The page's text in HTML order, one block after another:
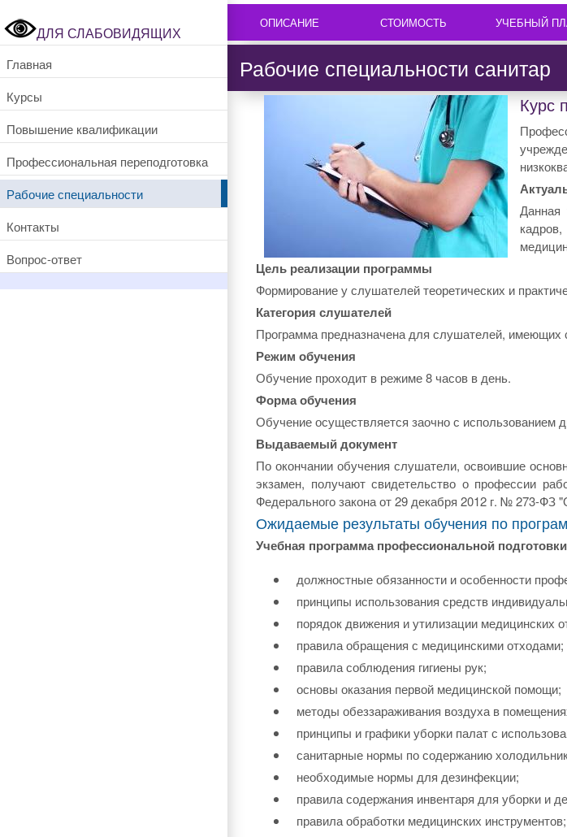
ДЛЯ СЛАБОВИДЯЩИХ
Главная
Курсы
Повышение квалификации
Профессиональная переподготовка
Рабочие специальности
Контакты
Вопрос-ответ
ОПИСАНИЕ СТОИМОСТЬ УЧЕБНЫЙ
Рабочие специальности санитар
Курс
Данная
Цель реализации программы
Формирование у слушателей теоретических и
Категория слушателей
Программа предназначена для слушателей, имеющих
Режим обучения
Обучение проходит в режиме 8 часов в день.
Форма обучения
Обучение осуществляется заочно с использованием
Выдаваемый документ
По окончании обучения слушатели, освоившие
экзамен, получают свидетельство о профессии
Федерального закона от 29 декабря 2012 г. № 273-ФЗ
Ожидаемые результаты обучения по
Учебная программа профессиональной
должностные обязанности и особенности
принципы использования средств
порядок движения и утилизации медицинских
правила обращения с медицинскими отходами;
правила соблюдения гигиены рук;
основы оказания первой медицинской помощи;
методы обеззараживания воздуха в
принципы и графики уборки палат с
санитарные нормы по содержанию
необходимые нормы для дезинфекции;
правила содержания инвентаря для уборки и
правила обработки медицинских инструментов;